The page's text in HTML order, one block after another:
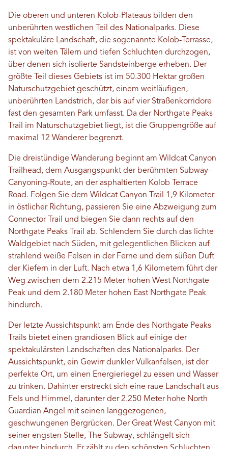
Die oberen und unteren Kolob-Plateaus bilden den
unberührten westlichen Teil des Nationalparks. Diese
spektakuläre Landschaft, die sogenannte Kolob-Terrasse,
ist von weiten Tälern und tiefen Schluchten durchzogen,
über denen sich isolierte Sandsteinberge erheben. Der
größte Teil dieses Gebiets ist im 50.300 Hektar großen
Naturschutzgebiet geschützt, einem weitläufigen,
unberührten Landstrich, der bis auf vier Straßenkorridore
fast den gesamten Park umfasst. Da der Northgate Peaks
Trail im Naturschutzgebiet liegt, ist die Gruppengröße auf
maximal 12 Wanderer begrenzt.
Die dreistündige Wanderung beginnt am Wildcat Canyon
Trailhead, dem Ausgangspunkt der berühmten Subway-
Canyoning-Route, an der asphaltierten Kolob Terrace
Road. Folgen Sie dem Wildcat Canyon Trail 1,9 Kilometer
in östlicher Richtung, passieren Sie eine Abzweigung zum
Connector Trail und biegen Sie dann rechts auf den
Northgate Peaks Trail ab. Schlendern Sie durch das lichte
Waldgebiet nach Süden, mit gelegentlichen Blicken auf
strahlend weiße Felsen in der Ferne und dem süßen Duft
der Kiefern in der Luft. Nach etwa 1,6 Kilometern führt der
Weg zwischen dem 2.215 Meter hohen West Northgate
Peak und dem 2.180 Meter hohen East Northgate Peak
hindurch.
Der letzte Aussichtspunkt am Ende des Northgate Peaks
Trails bietet einen grandiosen Blick auf einige der
spektakulärsten Landschaften des Nationalparks. Der
Aussichtspunkt, ein Gewirr dunkler Vulkanfelsen, ist der
perfekte Ort, um einen Energieriegel zu essen und Wasser
zu trinken. Dahinter erstreckt sich eine raue Landschaft aus
Fels und Himmel, darunter der 2.250 Meter hohe North
Guardian Angel mit seinen langgezogenen,
geschwungenen Bergrücken. Der Great West Canyon mit
seiner engsten Stelle, The Subway, schlängelt sich